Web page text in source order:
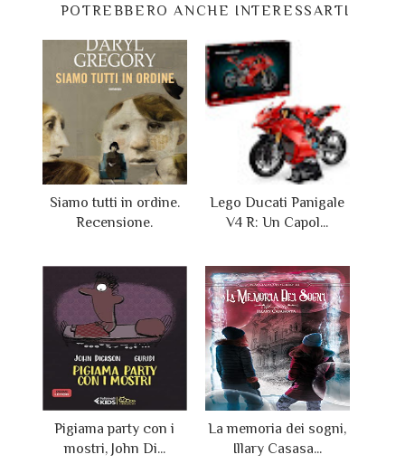
POTREBBERO ANCHE INTERESSARTI
Siamo tutti in ordine.
Recensione.
Lego Ducati Panigale
V4 R: Un Capol...
Pigiama party con i
mostri, John Di...
La memoria dei sogni,
Illary Casasa...